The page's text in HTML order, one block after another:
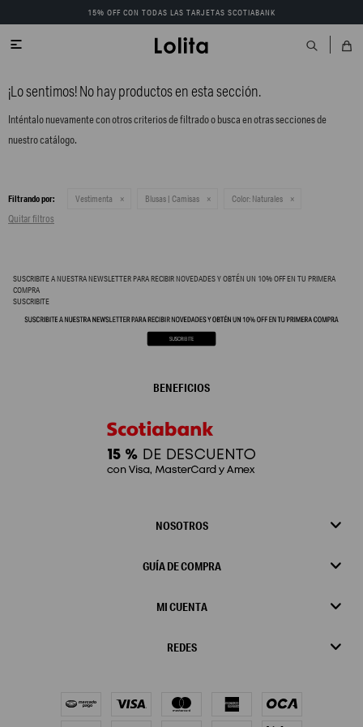
15% OFF CON TODAS LAS TARJETAS SCOTIABANK

¡Lo sentimos! No hay productos en esta sección.
Inténtalo nuevamente con otros criterios de filtrado o busca en otras secciones de
nuestro catálogo.
Filtrando por: Vestimenta Blusas | Camisas Color: Naturales
Quitar filtros
SUSCRIBITE A NUESTRA NEWSLETTER PARA RECIBIR NOVEDADES Y OBTÉN UN 10% OFF EN TU PRIMERA
COMPRA
SUSCRIBITE
NOSOTROS
GUÍA DE COMPRA
MI CUENTA
REDES
BENEFICIOS